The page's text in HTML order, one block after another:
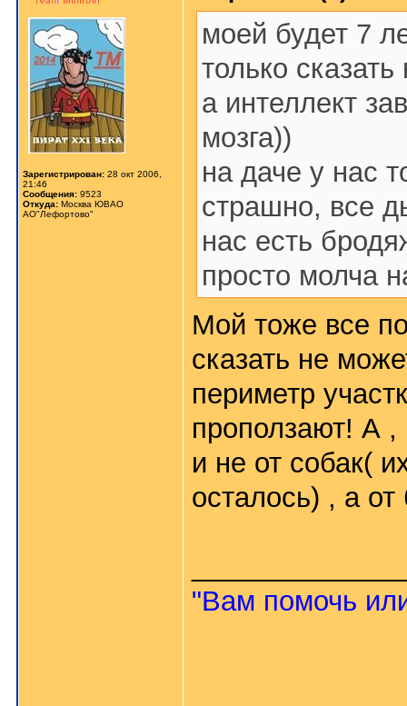
Зарегистрирован: 28 окт 2006,
21:46
Сообщения: 9523
Откуда: Москва ЮВАО
АО"Лефортово"
моей будет 7
только
а интеллект
мозга))
на даче у нас
страшно, все
нас есть
просто молча
Мой тоже все
сказать не
периметр
проползают! А ,
и не от собак(
осталось) , а
"Вам помочь